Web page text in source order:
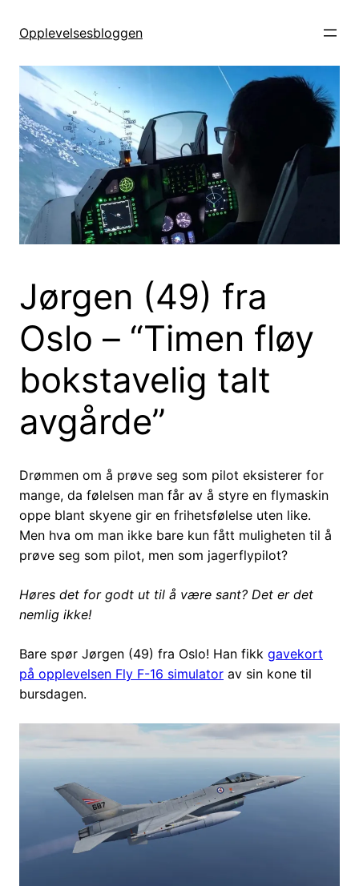
Opplevelsesbloggen
Jørgen (49) fra
Oslo – “Timen fløy
bokstavelig talt
avgårde”
Drømmen om å prøve seg som pilot eksisterer for
mange, da følelsen man får av å styre en flymaskin
oppe blant skyene gir en frihetsfølelse uten like.
Men hva om man ikke bare kun fått muligheten til å
prøve seg som pilot, men som jagerflypilot?
Høres det for godt ut til å være sant? Det er det
nemlig ikke!
Bare spør Jørgen (49) fra Oslo! Han fikk gavekort
på opplevelsen Fly F-16 simulator av sin kone til
bursdagen.